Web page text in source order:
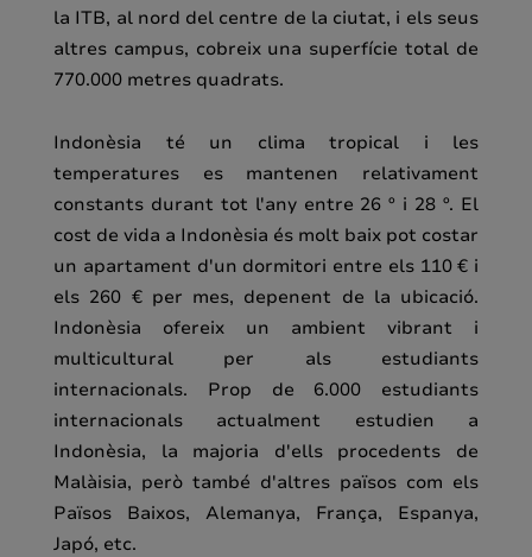
la ITB, al nord del centre de la ciutat, i els seus
altres campus, cobreix una superfície total de
770.000 metres quadrats.
Indonèsia té un clima tropical i les
temperatures es mantenen relativament
constants durant tot l'any entre 26 º i 28 º. El
cost de vida a Indonèsia és molt baix pot costar
un apartament d'un dormitori entre els 110 € i
els 260 € per mes, depenent de la ubicació.
Indonèsia ofereix un ambient vibrant i
multicultural per als estudiants
internacionals. Prop de 6.000 estudiants
internacionals actualment estudien a
Indonèsia, la majoria d'ells procedents de
Malàisia, però també d'altres països com els
Països Baixos, Alemanya, França, Espanya,
Japó, etc.